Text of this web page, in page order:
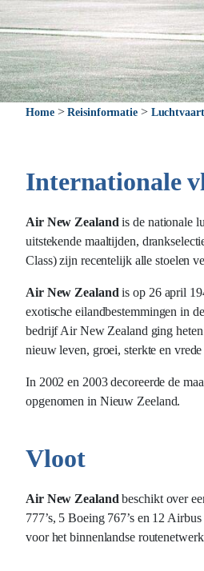
Home>Reisinformatie>
Internationale
Air New Zealand is de nationale
uitstekende maaltijden,
Class) zijn recentelijk alle stoelen
Air New Zealand is op 26 april
exotische eilandbestemmingen in
bedrijf Air New Zealand ging
nieuw leven, groei, sterkte en
In 2002 en 2003 decoreerde de
opgenomen in Nieuw Zeeland.
Vloot
Air New Zealand beschikt over
777’s, 5 Boeing 767’s en 12
voor het binnenlandse